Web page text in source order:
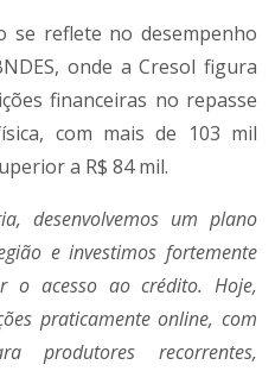
se reflete no desempenho
onde a Cresol figura
financeiras no repasse
com mais de 103 mil
a R$ 84 mil.
desenvolvemos um plano
e investimos fortemente
o acesso ao crédito. Hoje,
praticamente online, com
produtores recorrentes,